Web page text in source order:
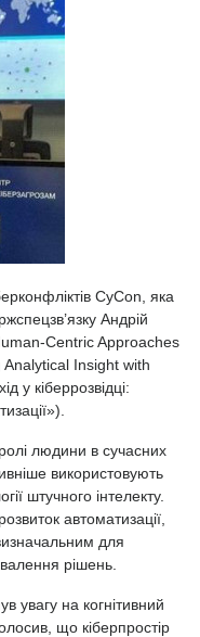
CyCon, яка
Андрій
Centric Approaches
Insight with
у кіберрозвідці:
людини в сучасних
використовують
штучного інтелекту.
автоматизації,
для
рішень.
увагу на когнітивний
що кіберпростір